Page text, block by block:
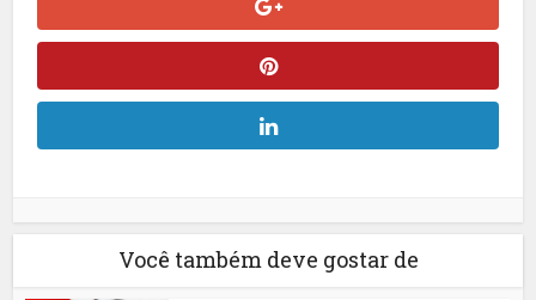
Você também deve gostar de